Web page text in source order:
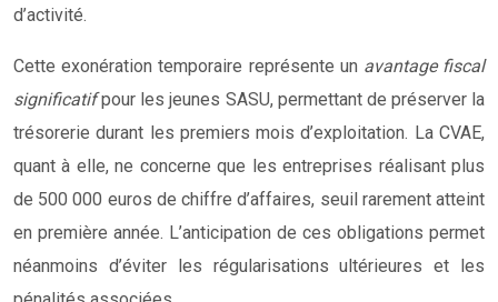
d’activité.
Cette exonération temporaire représente un avantage fiscal
significatifpour les jeunes SASU, permettant de préserver la
trésorerie durant les premiers mois d’exploitation. La CVAE,
quant à elle, ne concerne que les entreprises réalisant plus
de 500 000 euros de chiffre d’affaires, seuil rarement atteint
en première année. L’anticipation de ces obligations permet
néanmoins d’éviter les régularisations ultérieures et les